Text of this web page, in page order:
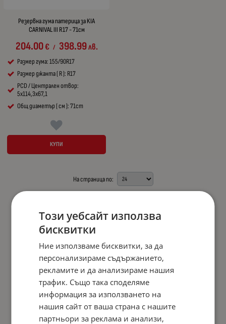
Резервна гума патерица за KIA
CARNIVAL III R17 - 71см
204.00€ / 398.99лв.
Размер гума: 155/90R17
Размер джанта ( R ): R17
PCD / Централен отвор:
5x114,3x67,1
Общ диаметър ( см ): 71cm
КУПИ
На страница по:
Този уебсайт използва
бисквитки
Ние използваме бисквитки, за да
персонализираме съдържанието,
рекламите и да анализираме нашия
трафик. Също така споделяме
информация за използването на
нашия сайт от ваша страна с нашите
партньори за реклама и анализи,